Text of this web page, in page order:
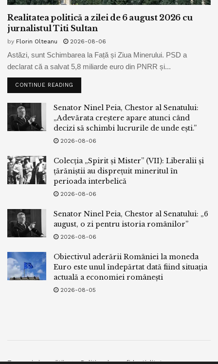
Realitatea politică a zilei de 6 august 2026 cu
jurnalistul Titi Sultan
by Florin Olteanu 2026-08-06
Astăzi, sunt Schimbarea la Față și Ziua Minerului. PSD a
declarat că a salvat 5,8 miliarde euro din PNRR și...
CONTINUE READING
Senator Ninel Peia, Chestor al Senatului:
„Adevărata creștere apare atunci când
decizi să schimbi lucrurile de unde ești.”
2026-08-06
Colecția „Spirit și Mister” (VII): Liberalii și
țărăniștii au disprețuit mineritul în
perioada interbelică
2026-08-06
Senator Ninel Peia, Chestor al Senatului: „6
august, o zi pentru istoria românilor”
2026-08-06
Obiectivul aderării României la moneda
Euro este unul îndepărtat dată fiind situația
actuală a economiei românești
2026-08-05